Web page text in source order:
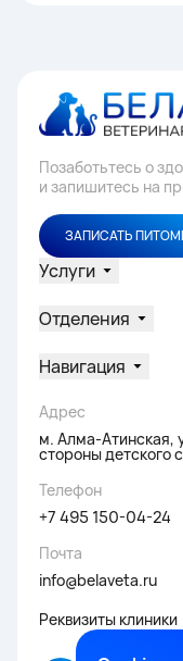
Позаботьтесь о
и запишитесь на
ЗАПИСАТЬ
Услуги
Отделения
Навигация
Адрес
м. Алма-Атинская,
стороны детского
Телефон
+7 495 150-04-24
Почта
info@belaveta.ru
Реквизиты клиники